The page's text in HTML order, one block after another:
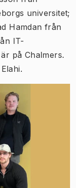
universitet;
Hamdan från
IT-
på Chalmers.